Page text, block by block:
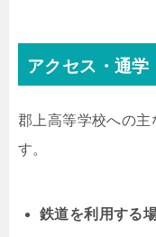
アクセス・通学
郡上高等学校への
す。
鉄道を利用する